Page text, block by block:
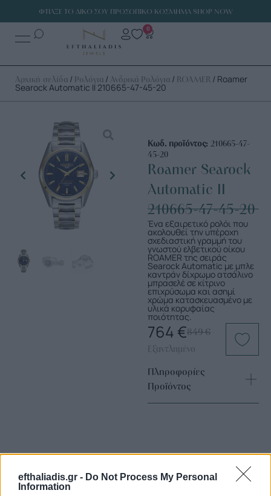
efthaliadis.gr - Do Not Process My Personal
Information
ΦΤΙΑΞΕ ΤΟ ΔΙΚΟ ΣΟΥ ΠΡΟΣΩΠΙΚΟ ΚΟΣΜΗΜΑ SHOP NOW
0
Αρχική σελίδα / Ρολόγια / Ανδρικά Ρολόγια / ROAMER / Roamer
Searock Automatic II 210665-47-45-20
Κωδ. προϊόντος: 210665-47-
45-20
Roamer Searock
Automatic II
210665-47-45-20
Ένα εξαιρετικό ρολόι που
ακολουθεί την υπέροχη
σχεδιαστική γραμμή του
γνωστού ελβετικού οίκου
ROAMER της σειράς
Searock Automatic με μπλε
καντράν δίχρωμο ατσάλινο
μπρασελέ σε κίτρινο
επιχρύσωμα και ασημί
χρώμα κατασκευασμένο με
υλικά κορυφαίας
ποιότητας.
849€
764 €
Εξαντλημένο
Πληροφορίες
Προϊόντος